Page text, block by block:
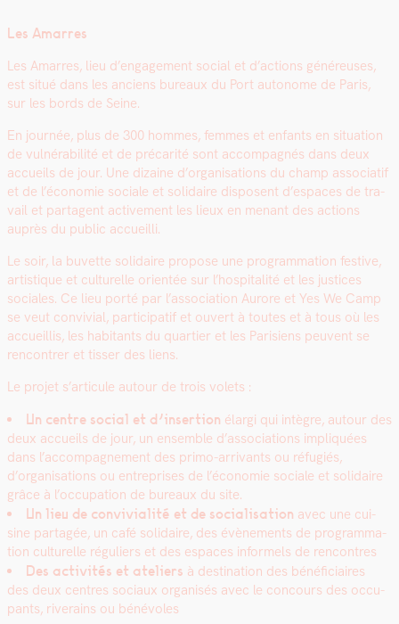
Les Amar­res
Les Amar­res, lieu d’engagement social et d’actions généreuses,
est situé dans les anciens bureaux du Port autonome de Paris,
sur les bor­ds de Seine.
En journée, plus de 300 hommes, femmes et enfants en sit­u­a­tion
de vul­néra­bil­ité et de pré­car­ité sont accom­pa­g­nés dans deux
accueils de jour. Une dizaine d’organisations du champ asso­ci­atif
et de l’économie sociale et sol­idaire dis­posent d’e­spaces de tra­
vail et parta­gent active­ment les lieux en menant des actions
auprès du pub­lic accueil­li.
Le soir, la buvette sol­idaire pro­pose une pro­gram­ma­tion fes­tive,
artis­tique et cul­turelle ori­en­tée sur l’hos­pi­tal­ité et les jus­tices
sociales. Ce lieu porté par l’association Aurore et Yes We Camp
se veut con­vivial, par­tic­i­patif et ouvert à toutes et à tous où les
accueil­lis, les habi­tants du quarti­er et les Parisiens peu­vent se
ren­con­tr­er et tiss­er des liens.
Le pro­jet s’articule autour de trois volets :
Un cen­tre social et d’insertion élar­gi qui intè­gre, autour des
deux accueils de jour, un ensem­ble d’associations impliquées
dans l’accompagnement des pri­mo-arrivants ou réfugiés,
d’organisations ou entre­pris­es de l’économie sociale et sol­idaire
grâce à l’occupation de bureaux du site.
Un lieu de con­vivi­al­ité et de social­i­sa­tion avec une cui­
sine partagée, un café sol­idaire, des évène­ments de pro­gram­ma­
tion cul­turelle réguliers et des espaces informels de ren­con­tres
Des activ­ités et ate­liers à des­ti­na­tion des béné­fi­ci­aires
des deux cen­tres soci­aux organ­isés avec le con­cours des occu­
pants, riverains ou bénév­oles